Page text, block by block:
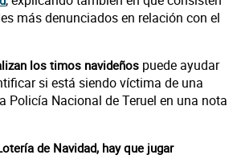
más denunciados en relación con el
los timos navideñospuede ayudar
si está siendo víctima de una
Policía Nacional de Teruel en una nota
de Navidad, hay que jugar